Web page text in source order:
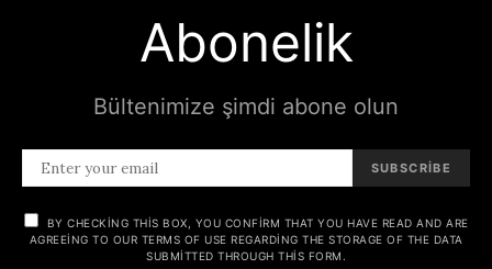
Abonelik
Bültenimize şimdi abone olun
SUBSCRIBE
BY CHECKING THIS BOX, YOU CONFIRM THAT YOU HAVE READ AND ARE
AGREEING TO OUR TERMS OF USE REGARDING THE STORAGE OF THE DATA
SUBMITTED THROUGH THIS FORM.